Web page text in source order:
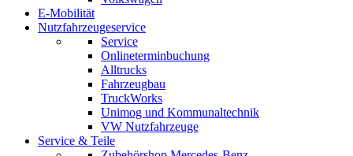
E-Mobilität
Nutzfahrzeugeservice
Service
Onlineterminbuchung
Alltrucks
Fahrzeugbau
TruckWorks
Unimog und Kommunaltechnik
VW Nutzfahrzeuge
Service & Teile